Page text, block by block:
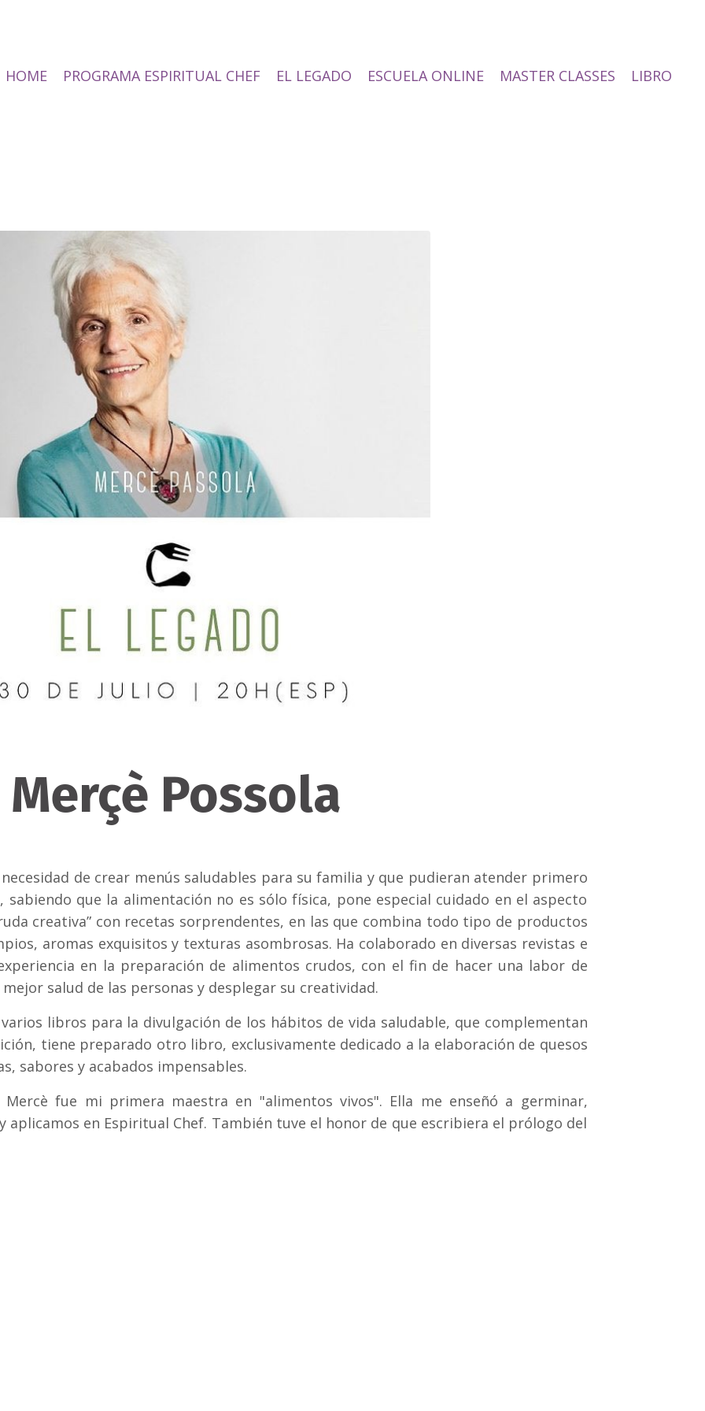
HOME PROGRAMA ESPIRITUAL CHEF EL LEGADO ESCUELA ONLINE MASTER CLASSES LIBRO
Merçè Possola
de crear menús saludables para su familia y que pudieran atender primero
que la alimentación no es sólo física, pone especial cuidado en el aspecto
creativa” con recetas sorprendentes, en las que combina todo tipo de productos
aromas exquisitos y texturas asombrosas. Ha colaborado en diversas revistas e
en la preparación de alimentos crudos, con el fin de hacer una labor de
salud de las personas y desplegar su creatividad.
libros para la divulgación de los hábitos de vida saludable, que complementan
tiene preparado otro libro, exclusivamente dedicado a la elaboración de quesos
sabores y acabados impensables.
fue mi primera maestra en "alimentos vivos". Ella me enseñó a germinar,
aplicamos en Espiritual Chef. También tuve el honor de que escribiera el prólogo del